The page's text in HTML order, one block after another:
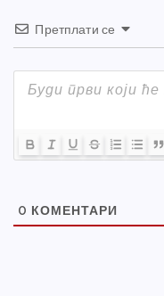
Претплати се
0 КОМЕНТАРИ